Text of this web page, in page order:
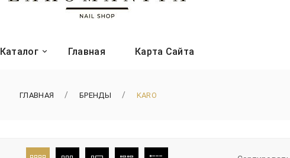
Каталог Главная Карта Сайта
ГЛАВНАЯ БРЕНДЫ KARO